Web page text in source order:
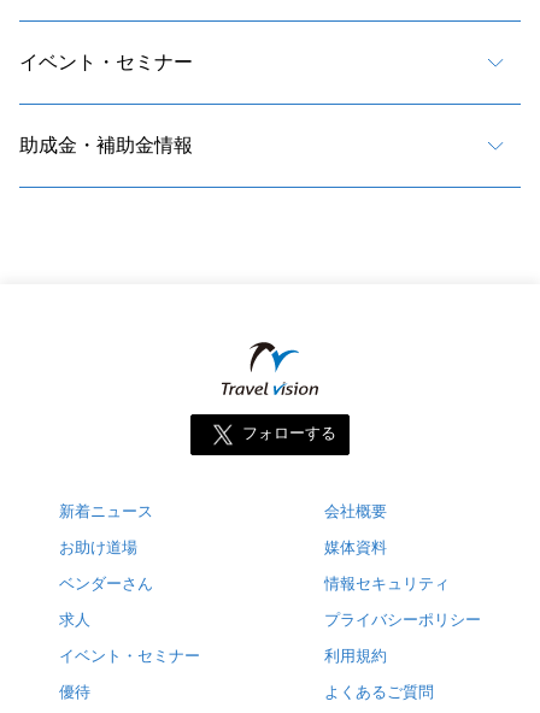
イベント・セミナー
助成金・補助金情報
フォローする
新着ニュース
お助け道場
ベンダーさん
求人
イベント・セミナー
優待
会社概要
媒体資料
情報セキュリティ
プライバシーポリシー
利用規約
よくあるご質問